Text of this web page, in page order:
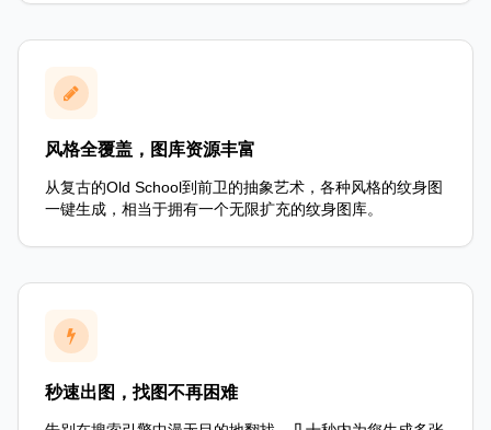
风格全覆盖，图库资源丰富
从复古的Old School到前卫的抽象艺术，各种风格的纹身图
一键生成，相当于拥有一个无限扩充的纹身图库。
秒速出图，找图不再困难